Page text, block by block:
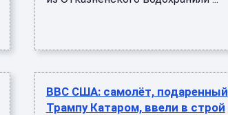
ВВС США: самолёт, подаренный
Трампу Катаром, ввели в строй